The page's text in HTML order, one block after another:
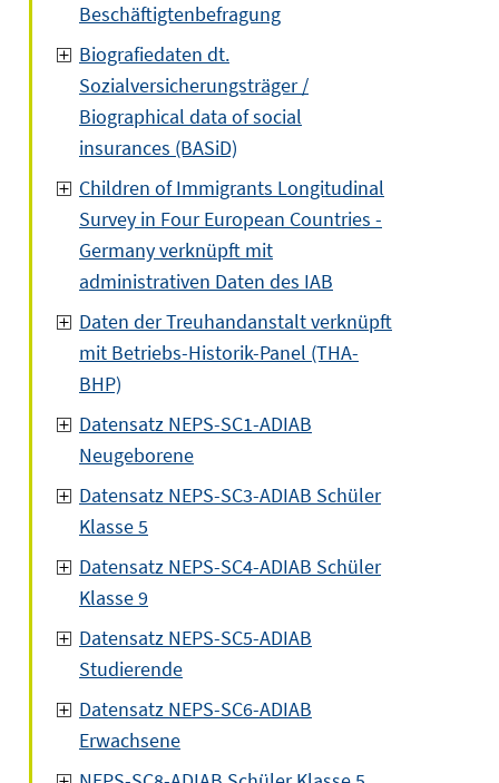
Beschäftigtenbefragung
Biografiedaten dt.
Sozialversicherungsträger /
Biographical data of social
insurances (BASiD)
Children of Immigrants Longitudinal
Survey in Four European Countries -
Germany verknüpft mit
administrativen Daten des IAB
Daten der Treuhandanstalt verknüpft
mit Betriebs-Historik-Panel (THA-
BHP)
Datensatz NEPS-SC1-ADIAB
Neugeborene
Datensatz NEPS-SC3-ADIAB Schüler
Klasse 5
Datensatz NEPS-SC4-ADIAB Schüler
Klasse 9
Datensatz NEPS-SC5-ADIAB
Studierende
Datensatz NEPS-SC6-ADIAB
Erwachsene